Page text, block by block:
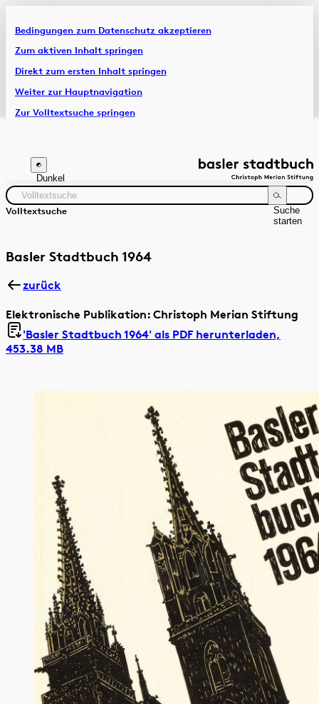
Bedingungen zum Datenschutz akzeptieren
Zum aktiven Inhalt springen
Direkt zum ersten Inhalt springen
Weiter zur Hauptnavigation
Zur Volltextsuche springen
Artikel & Dossiers
Chronik
Dunkel
Volltextsuche
Suche
starten
Zeitraum Autor:in
Basler Stadtbuch 1964
zurück
Elektronische Publikation: Christoph Merian Stiftung
'Basler Stadtbuch 1964' als PDF herunterladen,
453.38 MB